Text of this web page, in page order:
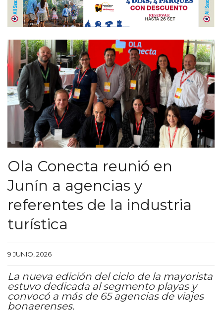
Ola Conecta reunió en
Junín a agencias y
referentes de la industria
turística
9 JUNIO, 2026
La nueva edición del ciclo de la mayorista
estuvo dedicada al segmento playas y
convocó a más de 65 agencias de viajes
bonaerenses.